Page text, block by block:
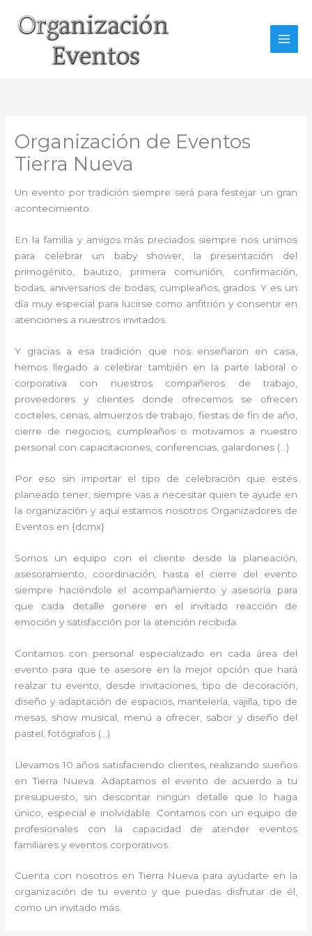
contenido
Organización de Eventos
Tierra Nueva
Un evento por tradición siempre será para festejar un gran
acontecimiento.
En la familia y amigos más preciados siempre nos unimos
para celebrar un baby shower, la presentación del
primogénito, bautizo, primera comunión, confirmación,
bodas, aniversarios de bodas, cumpleaños, grados. Y es un
día muy especial para lucirse como anfitrión y consentir en
atenciones a nuestros invitados.
Y gracias a esa tradición que nos enseñaron en casa,
hemos llegado a celebrar también en la parte laboral o
corporativa con nuestros compañeros de trabajo,
proveedores y clientes donde ofrecemos se ofrecen
cocteles, cenas, almuerzos de trabajo, fiestas de fin de año,
cierre de negocios, cumpleaños o motivamos a nuestro
personal con capacitaciones, conferencias, galardones (…)
Por eso sin importar el tipo de celebración que estés
planeado tener, siempre vas a necesitar quien te ayude en
la organización y aquí estamos nosotros Organizadores de
Eventos en {dcmx}
Somos un equipo con el cliente desde la planeación,
asesoramiento, coordinación, hasta el cierre del evento
siempre haciéndole el acompañamiento y asesoría para
que cada detalle genere en el invitado reacción de
emoción y satisfacción por la atención recibida.
Contamos con personal especializado en cada área del
evento para que te asesore en la mejor opción que hará
realzar tu evento, desde invitaciones, tipo de decoración,
diseño y adaptación de espacios, mantelería, vajilla, tipo de
mesas, show musical, menú a ofrecer, sabor y diseño del
pastel, fotógrafos (…)
Llevamos 10 años satisfaciendo clientes, realizando sueños
en Tierra Nueva. Adaptamos el evento de acuerdo a tu
presupuesto, sin descontar ningún detalle que lo haga
único, especial e inolvidable. Contamos con un equipo de
profesionales con la capacidad de atender eventos
familiares y eventos corporativos.
Cuenta con nosotros en Tierra Nueva para ayudarte en la
organización de tu evento y que puedas disfrutar de él,
como un invitado más.